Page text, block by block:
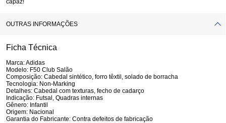
capaz!
OUTRAS INFORMAÇÕES
Ficha Técnica
Marca:Adidas
Modelo: F50 Club Salão
Composição: Cabedal sintético, forro têxtil, solado de borracha
Tecnologia: Non-Marking
Detalhes: Cabedal com texturas, fecho de cadarço
Indicação: Futsal, Quadras internas
Gênero: Infantil
Origem: Nacional
Garantia do Fabricante: Contra defeitos de fabricação